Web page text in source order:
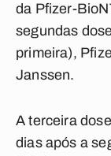
da Pfizer-
segundas
primeira),
Janssen.
A terceira
dias após a